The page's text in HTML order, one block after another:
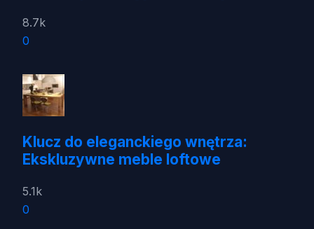
8.7k
0
Klucz do eleganckiego wnętrza:
Ekskluzywne meble loftowe
5.1k
0